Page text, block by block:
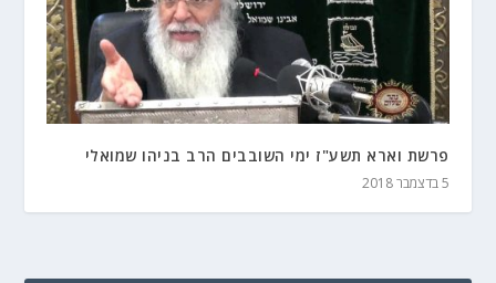
פרשת וארא תשע"ז ימי השובבים הרב בניהו שמואלי
5 בדצמבר 2018